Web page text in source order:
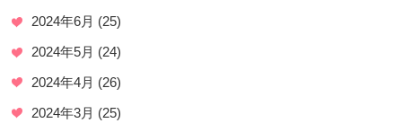
2024年6月 (25)
2024年5月 (24)
2024年4月 (26)
2024年3月 (25)